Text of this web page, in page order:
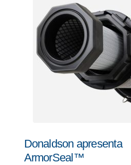
Donaldson apresenta
ArmorSeal™